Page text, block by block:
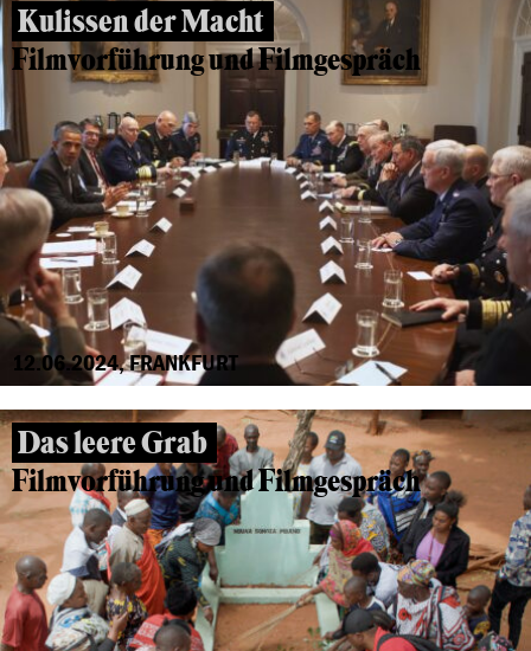
Kulissen der Macht
Filmvorführung und Filmgespräch
12.06.2024, FRANKFURT
Das leere Grab
Filmvorführung und Filmgespräch